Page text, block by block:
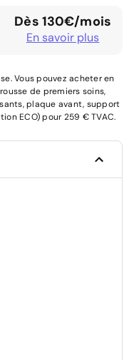
Dès 130€/mois
En savoir plus
Vous pouvez acheter en
de premiers soins,
plaque avant, support
ECO) pour 259 € TVAC.